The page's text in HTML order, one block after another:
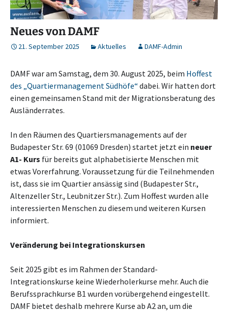
Neues von DAMF
21. September 2025 Aktuelles DAMF-Admin
DAMF war am Samstag, dem 30. August 2025, beim Hoffest
des „Quartiermanagement Südhöfe“ dabei. Wir hatten dort
einen gemeinsamen Stand mit der Migrationsberatung des
Ausländerrates.
In den Räumen des Quartiersmanagements auf der
Budapester Str. 69 (01069 Dresden) startet jetzt ein neuer
A1- Kurs für bereits gut alphabetisierte Menschen mit
etwas Vorerfahrung. Voraussetzung für die Teilnehmenden
ist, dass sie im Quartier ansässig sind (Budapester Str.,
Altenzeller Str., Leubnitzer Str.). Zum Hoffest wurden alle
interessierten Menschen zu diesem und weiteren Kursen
informiert.
Veränderung bei Integrationskursen
Seit 2025 gibt es im Rahmen der Standard-
Integrationskurse keine Wiederholerkurse mehr. Auch die
Berufssprachkurse B1 wurden vorübergehend eingestellt.
DAMF bietet deshalb mehrere Kurse ab A2 an, um die